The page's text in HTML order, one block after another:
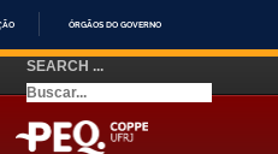
ÓRGÃOS DO GOVERNO
SEARCH ...